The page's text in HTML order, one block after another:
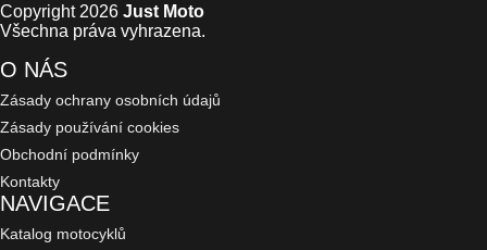
Copyright 2026 Just Moto
Všechna práva vyhrazena.
O NÁS
Zásady ochrany osobních údajů
Zásady používání cookies
Obchodní podmínky
Kontakty
NAVIGACE
Katalog motocyklů